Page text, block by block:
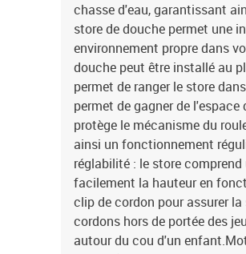
chasse d'eau, garantissant
store de douche permet une
environnement propre dans
douche peut être installé au
permet de ranger le store
permet de gagner de
protège le mécanisme du
ainsi un fonctionnement
réglabilité : le store
facilement la hauteur en
clip de cordon pour assurer
cordons hors de portée des
autour du cou d'un